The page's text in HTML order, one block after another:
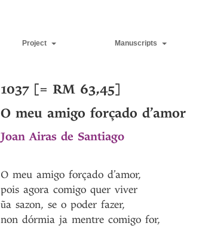
Project Manuscripts
1037 [= RM 63,45]
O meu amigo forçado d’amor
Joan Airas de Santiago
O meu amigo forçado d’amor,
pois agora comigo quer viver
ũa sazon, se o poder fazer,
non dórmia ja mentre comigo for,